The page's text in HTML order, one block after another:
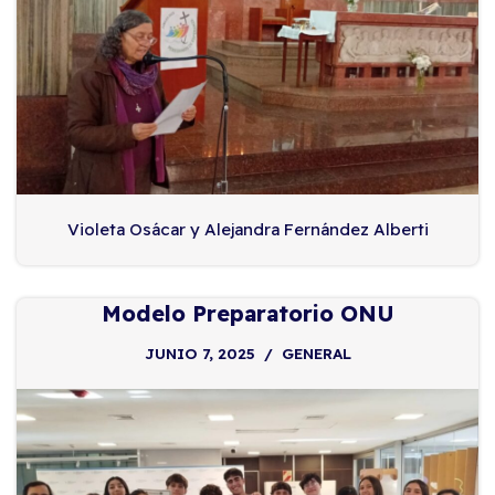
Violeta Osácar y Alejandra Fernández Alberti
Modelo Preparatorio ONU
JUNIO 7, 2025 GENERAL